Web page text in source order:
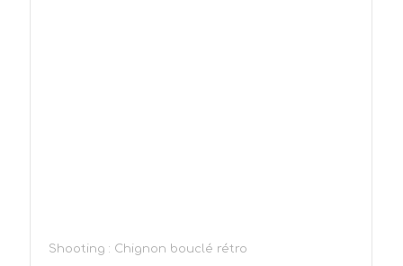
Shooting : Chignon bouclé rétro